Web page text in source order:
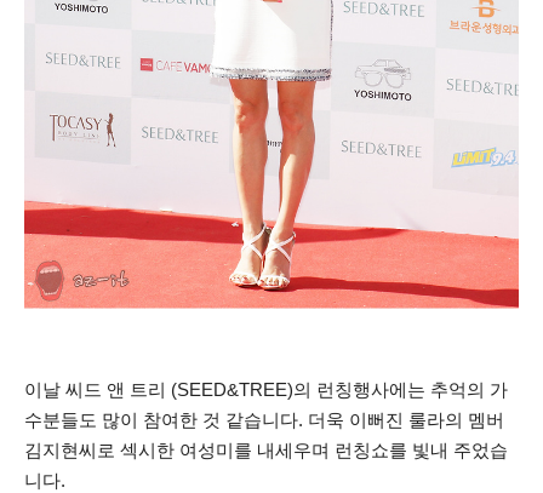
이날 씨드 앤 트리 (SEED&TREE)의 런칭행사에는 추억의 가
수분들도 많이 참여한 것 같습니다. 더욱 이뻐진 룰라의 멤버
김지현씨로 섹시한 여성미를 내세우며 런칭쇼를 빛내 주었습
니다.